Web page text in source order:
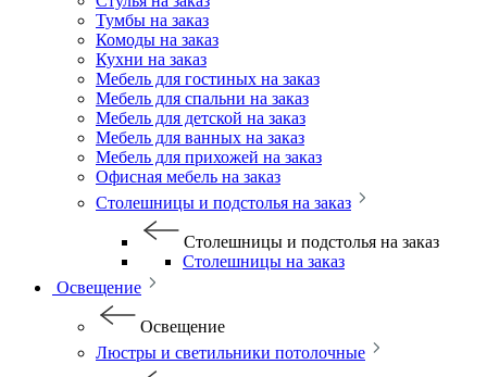
Тумбы на заказ
Комоды на заказ
Кухни на заказ
Мебель для гостиных на заказ
Мебель для спальни на заказ
Мебель для детской на заказ
Мебель для ванных на заказ
Мебель для прихожей на заказ
Офисная мебель на заказ
Столешницы и подстолья на заказ
Столешницы и подстолья на заказ
Столешницы на заказ
Освещение
Освещение
Люстры и светильники потолочные